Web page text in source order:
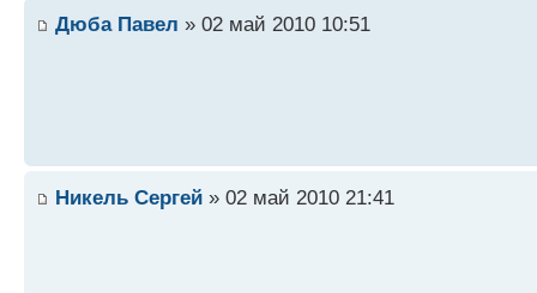
Дюба Павел » 02 май 2010 10:51
Никель Сергей » 02 май 2010 21:41